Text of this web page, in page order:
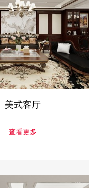
美式客厅
查看更多